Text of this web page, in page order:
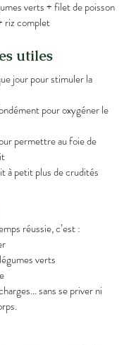
verts + filet de poisson
riz complet
utiles
jour pour stimuler la
pour oxygéner le
permettre au foie de
à petit plus de crudités
réussie, c’est :
verts
sans se priver ni